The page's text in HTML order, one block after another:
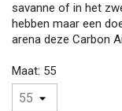
savanne of in het
hebben maar een
arena deze Carbon
Maat: 55